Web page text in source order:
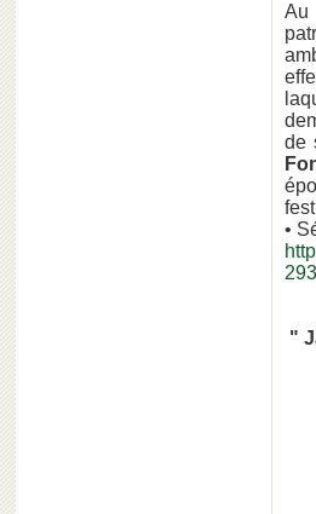
de
•
"